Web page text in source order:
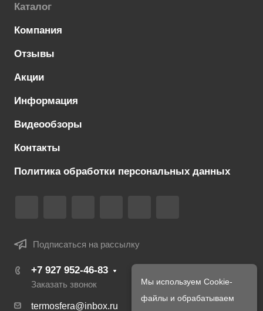
Каталог
Компания
Отзывы
Акции
Информация
Видеообзоры
Контакты
Политика обработки персональных данных
Подписаться на рассылку
+7 927 952-46-83
Заказать звонок
termosfera@inbox.ru
Мы используем Cookie-
файлы и обрабатываем